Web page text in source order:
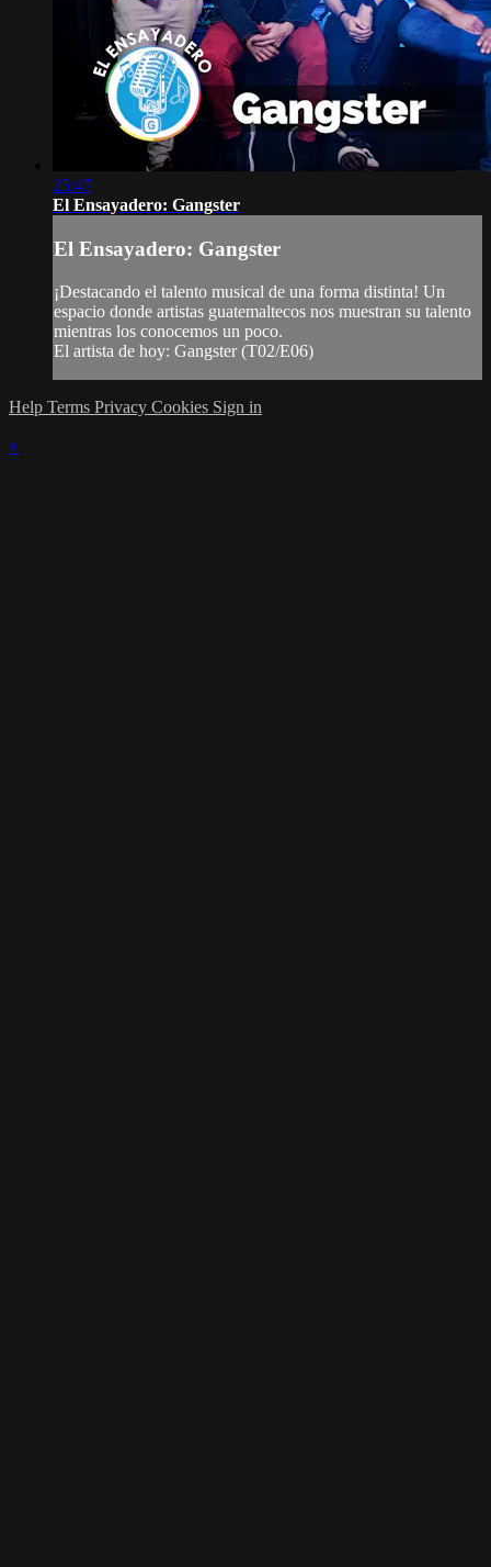
25:47
El Ensayadero: Gangster
El Ensayadero: Gangster
¡Destacando el talento musical de una forma distinta! Un
espacio donde artistas guatemaltecos nos muestran su talento
mientras los conocemos un poco.
El artista de hoy: Gangster (T02/E06)
Help Terms Privacy Cookies Sign in
×